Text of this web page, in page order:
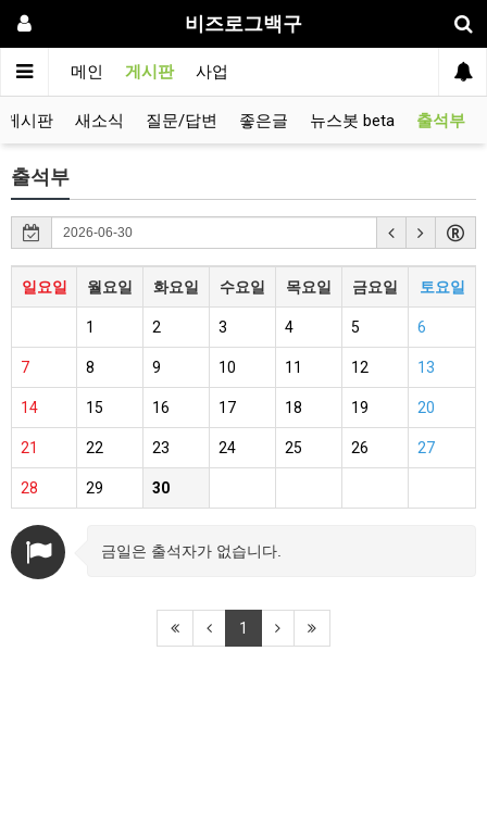
비즈로그백구
메인 게시판 사업
게시판 새소식 질문/답변 좋은글 뉴스봇 beta 출석부
출석부
일요일 월요일 화요일 수요일 목요일 금요일 토요일
1 2 3 4 5 6
7 8 9 10 11 12 13
14 15 16 17 18 19 20
21 22 23 24 25 26 27
28 29 30
금일은 출석자가 없습니다.
1